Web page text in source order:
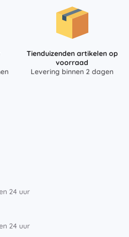
Tienduizenden artikelen op
voorraad
Levering binnen 2 dagen
24 uur
24 uur